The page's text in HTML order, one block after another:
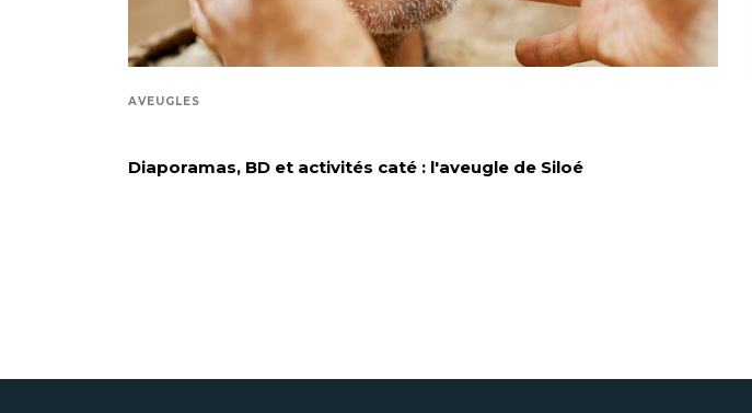
AVEUGLES
Diaporamas, BD et activités caté : l'aveugle de Siloé